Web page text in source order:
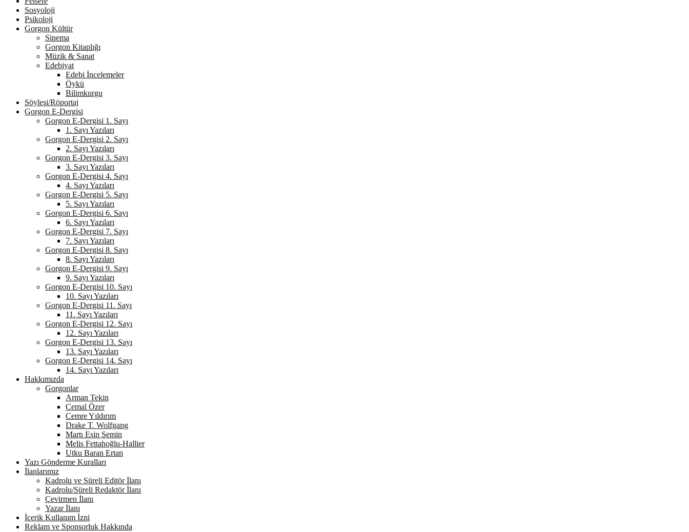
Sosyoloji
Psikoloji
Gorgon Kültür
Sinema
Gorgon Kitaplığı
Müzik & Sanat
Edebiyat
Edebi İncelemeler
Öykü
Bilimkurgu
Söyleşi/Röportaj
Gorgon E-Dergisi
Gorgon E-Dergisi 1. Sayı
1. Sayı Yazıları
Gorgon E-Dergisi 2. Sayı
2. Sayı Yazıları
Gorgon E-Dergisi 3. Sayı
3. Sayı Yazıları
Gorgon E-Dergisi 4. Sayı
4. Sayı Yazıları
Gorgon E-Dergisi 5. Sayı
5. Sayı Yazıları
Gorgon E-Dergisi 6. Sayı
6. Sayı Yazıları
Gorgon E-Dergisi 7. Sayı
7. Sayı Yazıları
Gorgon E-Dergisi 8. Sayı
8. Sayı Yazıları
Gorgon E-Dergisi 9. Sayı
9. Sayı Yazıları
Gorgon E-Dergisi 10. Sayı
10. Sayı Yazıları
Gorgon E-Dergisi 11. Sayı
11. Sayı Yazıları
Gorgon E-Dergisi 12. Sayı
12. Sayı Yazıları
Gorgon E-Dergisi 13. Sayı
13. Sayı Yazıları
Gorgon E-Dergisi 14. Sayı
14. Sayı Yazıları
Hakkımızda
Gorgonlar
Arman Tekin
Cemal Özer
Cemre Yıldırım
Drake T. Wolfgang
Martı Esin Şemin
Melis Fettahoğlu-Hallier
Utku Baran Ertan
Yazı Gönderme Kuralları
İlanlarımız
Kadrolu ve Süreli Editör İlanı
Kadrolu/Süreli Redaktör İlanı
Çevirmen İlanı
Yazar İlanı
İçerik Kullanım İzni
Reklam ve Sponsorluk Hakkında